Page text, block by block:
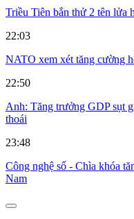
Triều Tiên bắn thử 2 tên lửa
22:03
NATO xem xét tăng cường
22:50
Anh: Tăng trưởng GDP sụt
thoái
23:48
Công nghệ số - Chìa khóa
Nam